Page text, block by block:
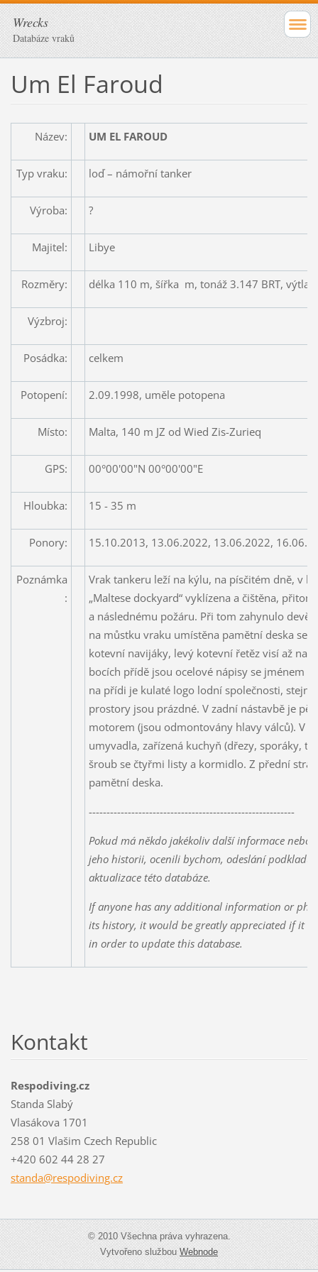
Wrecks
Databáze vraků
Um El Faroud
Název: UM EL FAROUD
Typ vraku: loď – námořní tanker
Výroba: ?
Majitel: Libye
Rozměry: délka 110 m, šířka m, tonáž 3.147 BRT,
Výzbroj:
Posádka: celkem
Potopení: 2.09.1998, uměle potopena
Místo: Malta, 140 m JZ od Wied Zis-Zurieq
GPS: 00°00'00"N 00°00'00"E
Hloubka: 15 - 35 m
Ponory: 15.10.2013, 13.06.2022, 13.06.2022,
Poznámka
:
Vrak tankeru leží na kýlu, na písčitém dně, v
„Maltese dockyard“ vyklízena a čištěna,
a následnému požáru. Při tom zahynulo
na můstku vraku umístěna pamětní deska se
kotevní navijáky, levý kotevní řetěz visí až na
bocích přídě jsou ocelové nápisy se jménem
na přídi je kulaté logo lodní společnosti,
prostory jsou prázdné. V zadní nástavbě je
motorem (jsou odmontovány hlavy válců). V
umyvadla, zařízená kuchyň (dřezy, sporáky,
šroub se čtyřmi listy a kormidlo. Z přední
pamětní deska.
----------------------------------------------------------
Pokud má někdo jakékoliv další informace
jeho historii, ocenili bychom, odeslání
aktualizace této databáze.
If anyone has any additional information or
its history, it would be greatly appreciated if it
in order to update this database.
Kontakt
Respodiving.cz
Standa Slabý
Vlasákova 1701
258 01 Vlašim Czech Republic
+420 602 44 28 27
standa@respodiving.cz
© 2010 Všechna práva vyhrazena.
Vytvořeno službouWebnode